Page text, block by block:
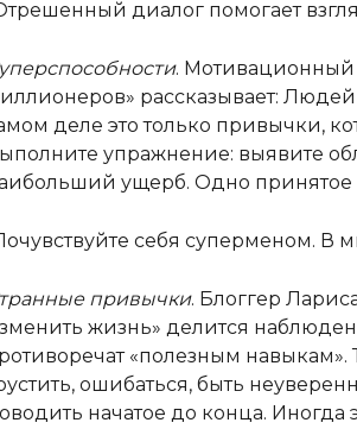
диалог помогает
. Мотивационный
рассказывает:
деле это только привычки,
упражнение: выявите
ущерб. Одно
себя суперменом. В
привычки. Блоггер
жизнь» делится
«полезным
ошибаться, быть
начатое до конца. Иногда